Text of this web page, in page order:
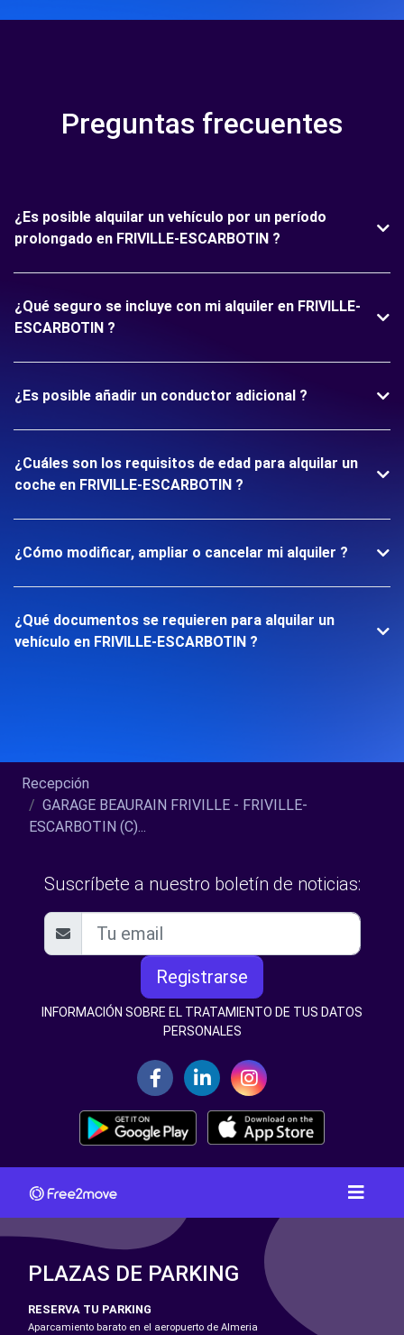
Preguntas frecuentes
¿Es posible alquilar un vehículo por un período
prolongado en FRIVILLE-ESCARBOTIN ?
¿Qué seguro se incluye con mi alquiler en FRIVILLE-
ESCARBOTIN ?
¿Es posible añadir un conductor adicional ?
¿Cuáles son los requisitos de edad para alquilar un
coche en FRIVILLE-ESCARBOTIN ?
¿Cómo modificar, ampliar o cancelar mi alquiler ?
¿Qué documentos se requieren para alquilar un
vehículo en FRIVILLE-ESCARBOTIN ?
Recepción
GARAGE BEAURAIN FRIVILLE - FRIVILLE-
ESCARBOTIN (C)...
Suscríbete a nuestro boletín de noticias:
Registrarse
INFORMACIÓN SOBRE EL TRATAMIENTO DE TUS DATOS
PERSONALES
PLAZAS DE PARKING
RESERVA TU PARKING
Aparcamiento barato en el aeropuerto de Almeria